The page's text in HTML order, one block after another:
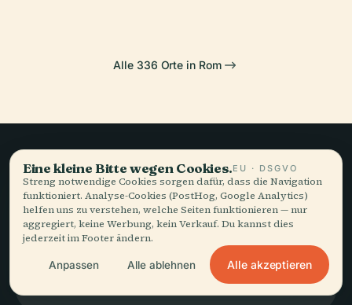
Alle 336 Orte in Rom
Langsames Reisen,
gut erzählt.
Eine kleine Bitte wegen Cookies.EU · DSGVO
Streng notwendige Cookies sorgen dafür, dass die Navigation
funktioniert. Analyse-Cookies (PostHog, Google Analytics)
helfen uns zu verstehen, welche Seiten funktionieren — nur
aggregiert, keine Werbung, kein Verkauf. Du kannst dies
jederzeit im Footer ändern.
Anpassen Alle ablehnen Alle akzeptieren